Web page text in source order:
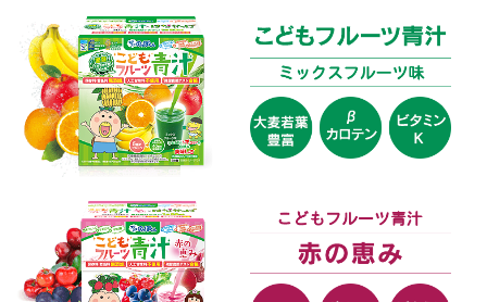
ます。 飲み始めてすぐ前よりも調子が良くなりまし
た。こどもフルーツ青汁のおかげだと思っています。
れからも続けていこうと思います。娘も美味しい美味し
いと毎日飲んでくれますし、定期コースにしておくと発
送の時にメールが届くのでとても便利です。
リピーター ふゆママ
2018年11月1日
★★★★★ 利用歴：5ヶ月目